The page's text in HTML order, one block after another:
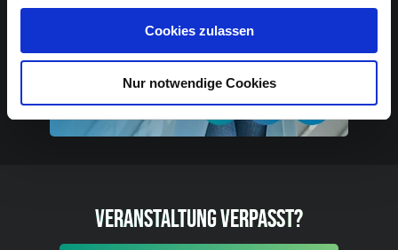
Cookies zulassen
Nur notwendige Cookies
VERANSTALTUNG VERPASST?